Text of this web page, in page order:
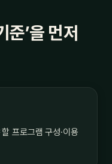
준’을 먼저
프로그램 구성·이용